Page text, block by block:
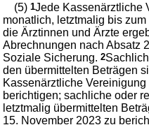
(5)1Jede Kassenärztliche
monatlich, letztmalig bis
die Ärztinnen und Ärzte
Abrechnungen nach Absatz
Soziale Sicherung.2
den übermittelten Beträgen
Kassenärztliche
berichtigen; sachliche oder
letztmalig übermittelten
15. November 2023 zu